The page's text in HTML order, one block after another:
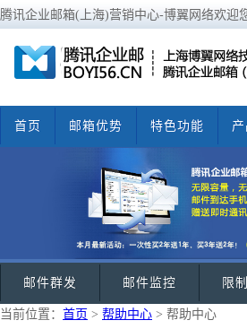
腾讯企业邮箱(上海)营销中心-博翼网络欢迎
首页 邮箱优势 特色功能
邮件群发 邮件监控 限
当前位置： 首页 > 帮助中心 > 帮助中心